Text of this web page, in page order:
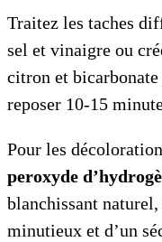
Traitez les taches
sel et vinaigre ou
citron et bicarbonate
reposer 10-15
Pour les
peroxyde
blanchissant
minutieux et d’un